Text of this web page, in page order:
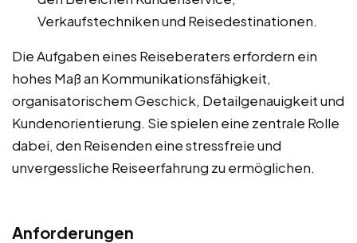
Verkaufstechniken und Reisedestinationen.
Die Aufgaben eines Reiseberaters erfordern ein
hohes Maß an Kommunikationsfähigkeit,
organisatorischem Geschick, Detailgenauigkeit und
Kundenorientierung. Sie spielen eine zentrale Rolle
dabei, den Reisenden eine stressfreie und
unvergessliche Reiseerfahrung zu ermöglichen.
Anforderungen